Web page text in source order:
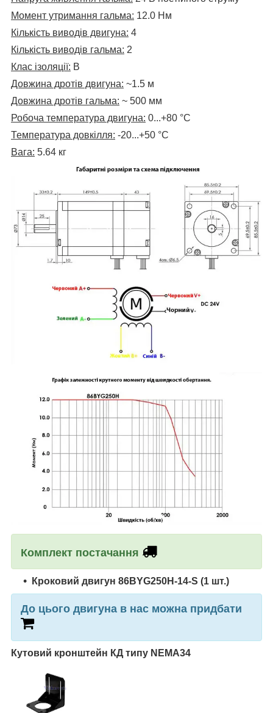
Момент утримання гальма: 12.0 Нм
Кількість виводів двигуна: 4
Кількість виводів гальма: 2
Клас ізоляції: В
Довжина дротів двигуна: ~1.5 м
Довжина дротів гальма: ~ 500 мм
Робоча температура двигуна: 0...+80 °C
Температура довкілля: -20...+50 °C
Вага: 5.64 кг
Комплект постачання
Кроковий двигун 86BYG250H-14-S (1 шт.)
До цього двигуна в нас можна придбати
Кутовий кронштейн КД типу NEMA34